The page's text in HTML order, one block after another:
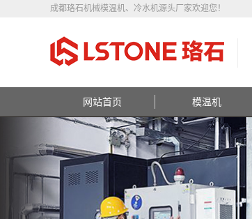
成都珞石机械模温机、冷水机源头厂家欢迎您！
网站首页 模温机